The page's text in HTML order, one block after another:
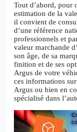
Tout d’abord, pour
estimation de la
il convient de
d’une référence
professionnels et
valeur marchande
son âge, de sa
finition et de ses
Argus de votre
ces informations
Argus ou bien en
spécialisé dans